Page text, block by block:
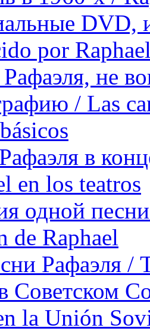
DVD,
por
не
/ Las
в
en los teatros
одной
de Raphael
Рафаэля /
Советском
la Unión